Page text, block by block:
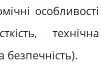
особливості
технічна
безпечність).